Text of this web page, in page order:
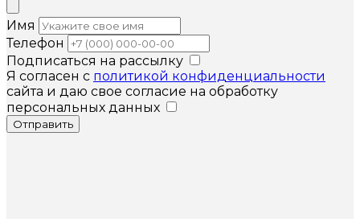
Имя
Телефон
Подписаться на рассылку
Я согласен с политикой конфиденциальности
сайта и даю свое согласие на обработку
персональных данных
Отправить